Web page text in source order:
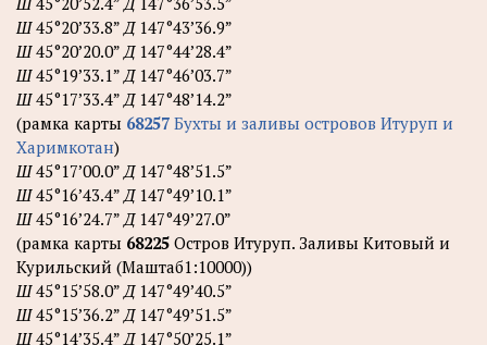
Ш45°20’33.8”Д147°43’36.9”
Ш45°20’20.0”Д147°44’28.4”
Ш45°19’33.1”Д147°46’03.7”
Ш45°17’33.4”Д147°48’14.2”
(рамка карты 68257 Бухты и заливы островов Итуруп и
Харимкотан)
Ш45°17’00.0”Д147°48’51.5”
Ш45°16’43.4”Д147°49’10.1”
Ш45°16’24.7”Д147°49’27.0”
(рамка карты 68225 Остров Итуруп. Заливы Китовый и
Курильский (Маштаб1:10000))
Ш45°15’58.0”Д147°49’40.5”
Ш45°15’36.2”Д147°49’51.5”
Ш45°14’35.4”Д147°50’25.1”